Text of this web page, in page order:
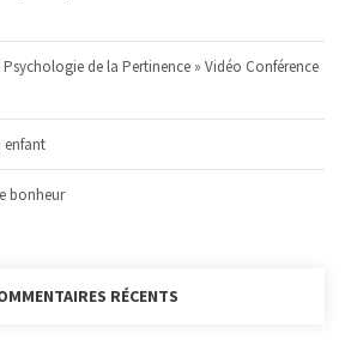
de la Pertinence » Vidéo Conférence
enfant
bonheur
RÉCENTS